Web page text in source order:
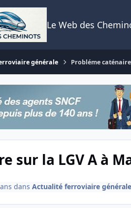
Le Web des
générale Probléme
sur la LGV A à
dans Actualité ferroviaire générale